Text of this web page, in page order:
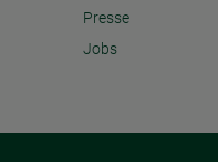
Presse
Jobs